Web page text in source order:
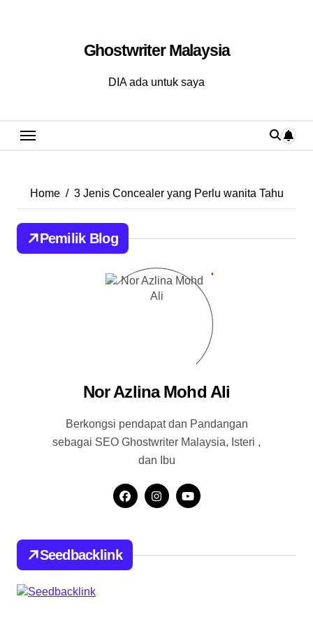
Ghostwriter Malaysia
DIA ada untuk saya
Home 3 Jenis Concealer yang Perlu wanita Tahu
Pemilik Blog
Nor Azlina Mohd Ali
Berkongsi pendapat dan Pandangan
sebagai SEO Ghostwriter Malaysia, Isteri ,
dan Ibu
Seedbacklink